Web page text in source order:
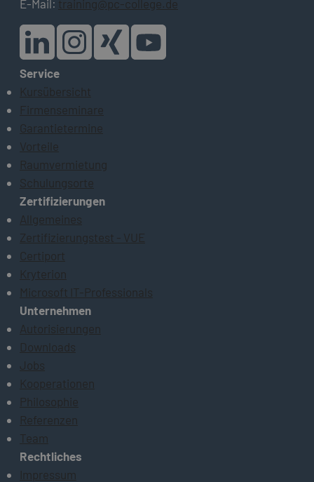
E-Mail: training@pc-college.de
Service
Kursübersicht
Firmenseminare
Garantietermine
Vorteile
Raumvermietung
Schulungsorte
Zertifizierungen
Allgemeines
Zertifizierungstest - VUE
Certiport
Kryterion
Microsoft IT-Professionals
Unternehmen
Autorisierungen
Downloads
Jobs
Kooperationen
Philosophie
Referenzen
Team
Rechtliches
Impressum